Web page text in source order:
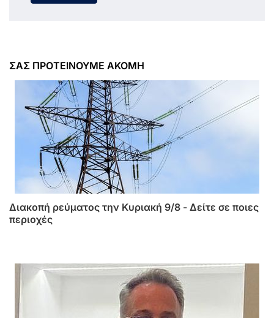
ΣΑΣ ΠΡΟΤΕΙΝΟΥΜΕ ΑΚΟΜΗ
Διακοπή ρεύματος την Κυριακή 9/8 - Δείτε σε ποιες
περιοχές